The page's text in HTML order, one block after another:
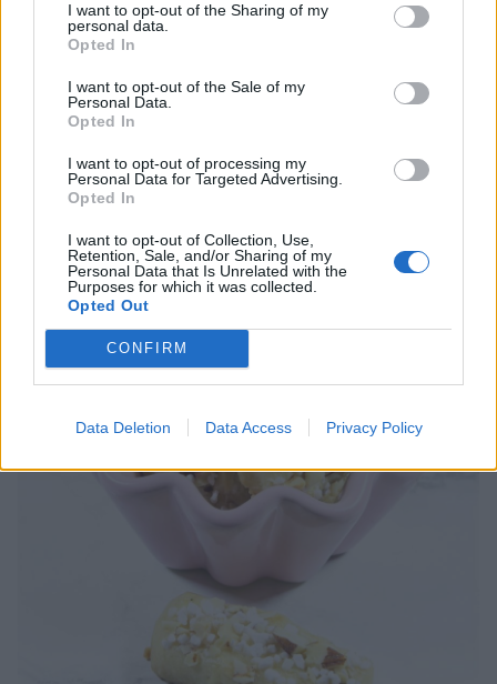
I want to opt-out of the Sharing of my
personal data.
Opted In
I want to opt-out of the Sale of my
Personal Data.
Opted In
I want to opt-out of processing my
Personal Data for Targeted Advertising.
Opted In
I want to opt-out of Collection, Use,
Retention, Sale, and/or Sharing of my
Personal Data that Is Unrelated with the
Purposes for which it was collected.
Opted Out
CONFIRM
Data Deletion Data Access Privacy Policy